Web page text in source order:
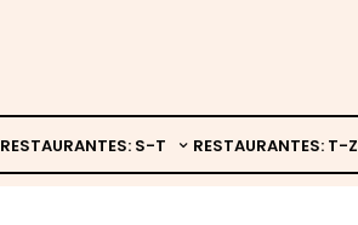
RESTAURANTES: S-T RESTAURANTES: T-Z